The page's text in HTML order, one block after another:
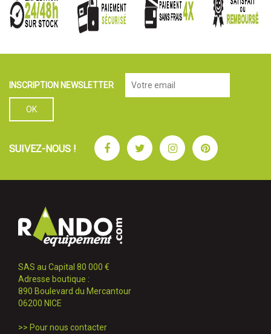
INSCRIPTION NEWSLETTER
SUIVEZ-NOUS ! FacebookTwitterInstagramPinterest
SAS au Capital 80 000 €
Adresse boutique :
890 Boulevard du Mercantour
06200 NICE
>> Pour nous contacter